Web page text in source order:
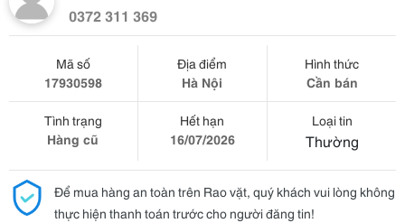
0372 311 369
Mã số
17930598
Địa điểm
Hà Nội
Hình thức
Cần bán
Tình trạng
Hàng cũ
Hết hạn
16/07/2026
Loại tin
Thường
Để mua hàng an toàn trên Rao vặt, quý khách vui lòng không
thực hiện thanh toán trước cho người đăng tin!